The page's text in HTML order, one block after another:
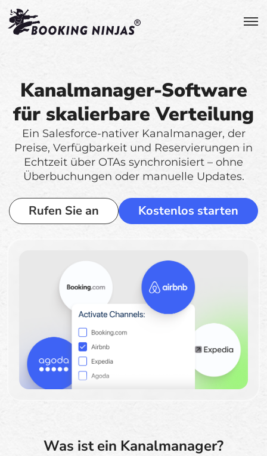
Kanalmanager-Software
für skalierbare Verteilung
Ein Salesforce-nativer Kanalmanager, der
Preise, Verfügbarkeit und Reservierungen in
Echtzeit über OTAs synchronisiert – ohne
Überbuchungen oder manuelle Updates.
Rufen Sie an Kostenlos starten
Was ist ein Kanalmanager?